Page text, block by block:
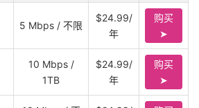
5 Mbps / 不限
$24.99/
年
购买
➤
10 Mbps /
1TB
$24.99/
年
购买
➤